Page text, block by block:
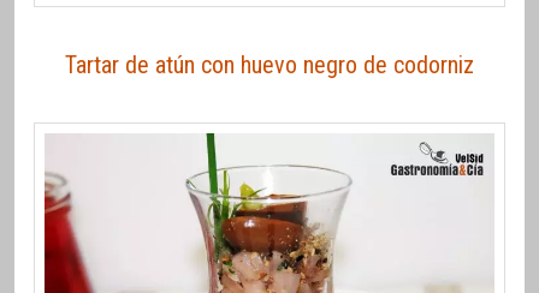
Tartar de atún con huevo negro de codorniz